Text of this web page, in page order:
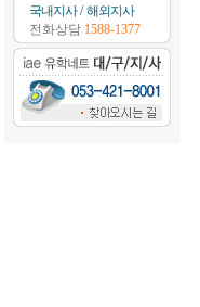
국내지사/해외지사
전화상담 1588-1377